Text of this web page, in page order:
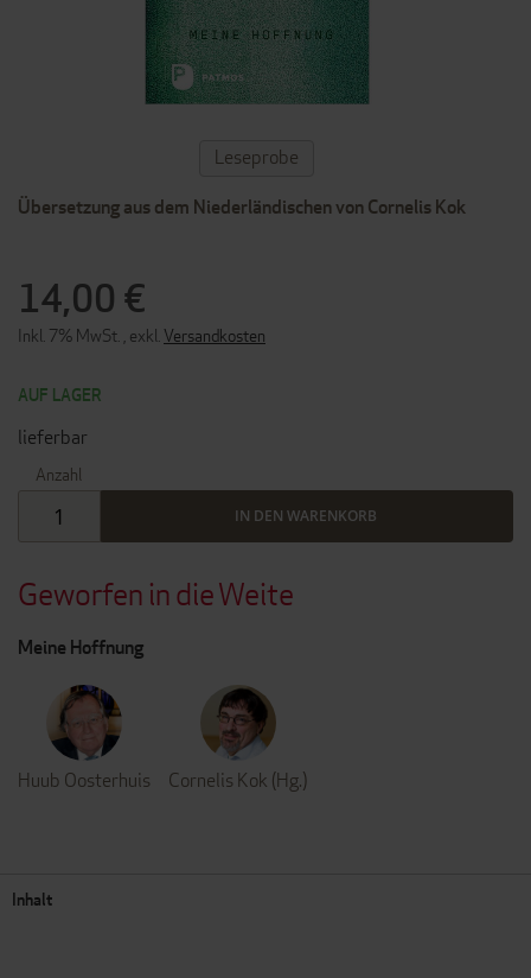
Geworfen in die Weite
Meine Hoffnung
Huub Oosterhuis Cornelis Kok (Hg.)
Übersetzung aus dem Niederländischen von Cornelis Kok
14,00 €
Inkl. 7% MwSt. exkl. Versandkosten
AUF LAGER
lieferbar
Anzahl
IN DEN WARENKORB
ZUM
ANFANG
BILDERGALERIE
Leseprobe
Inhalt